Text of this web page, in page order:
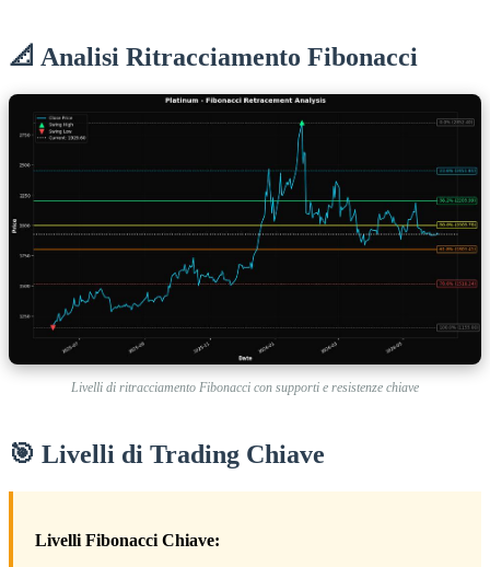
📐 Analisi Ritracciamento Fibonacci
Livelli di ritracciamento Fibonacci con supporti e resistenze chiave
🎯 Livelli di Trading Chiave
Livelli Fibonacci Chiave: